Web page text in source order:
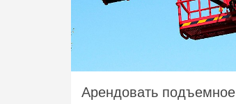
Арендовать подъемное